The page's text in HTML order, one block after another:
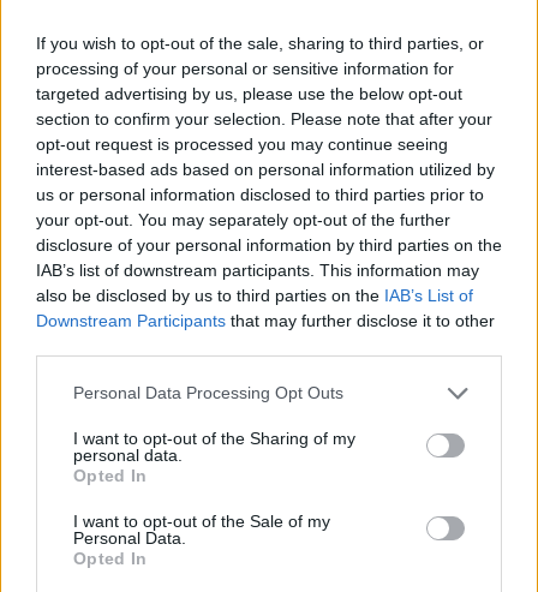
If you wish to opt-out of the sale, sharing to third parties, or
processing of your personal or sensitive information for
targeted advertising by us, please use the below opt-out
section to confirm your selection. Please note that after your
opt-out request is processed you may continue seeing
interest-based ads based on personal information utilized by
us or personal information disclosed to third parties prior to
your opt-out. You may separately opt-out of the further
disclosure of your personal information by third parties on the
IAB’s list of downstream participants. This information may
also be disclosed by us to third parties on the IAB’s List of
Downstream Participants that may further disclose it to other
Personal Data Processing Opt Outs
I want to opt-out of the Sharing of my
personal data.
Opted In
I want to opt-out of the Sale of my
Personal Data.
Opted In
Megbocsáthatatlan bűnök 1.rész
Szent Genovéva, a túlélő Franciaország
Minka 12. rész
T. szereti a fiatal lányokat 14. rész